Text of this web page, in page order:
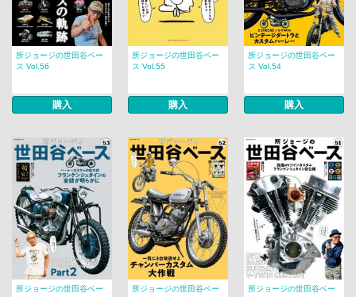
所ジョージの世田谷ベー
ス Vol.56
購入
所ジョージの世田谷ベー
ス Vol.55
購入
所ジョージの世田谷ベー
ス Vol.54
購入
所ジョージの世田谷ベー
所ジョージの世田谷ベー
所ジョージの世田谷ベー